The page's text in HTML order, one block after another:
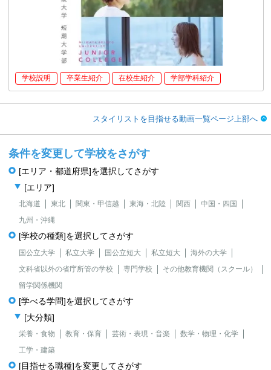
学校説明 卒業生紹介 在校生紹介 学部学科紹介
スタイリストを目指せる動画一覧ページ上部へ
条件を変更して学校をさがす
[エリア・都道府県]を選択してさがす
[エリア]
北海道 東北 関東・甲信越 東海・北陸 関西
中国・四国
九州・沖縄
[学校の種類]を選択してさがす
国公立大学 私立大学 国公立短大 私立短大
海外の大学
文科省以外の省庁所管の学校
専門学校
その他教育機関（スクール）
留学関係機関
[学べる学問]を選択してさがす
[大分類]
栄養・食物 教育・保育 芸術・表現・音楽
数学・物理・化学
工学・建築
[目指せる職種]を変更してさがす